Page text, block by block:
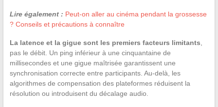
Lire également : Peut-on aller au cinéma pendant la grossesse
? Conseils et précautions à connaître
La latence et la gigue sont les premiers facteurs limitants
pas le débit. Un ping inférieur à une cinquantaine de
millisecondes et une gigue maîtrisée garantissent une
synchronisation correcte entre participants. Au-delà, les
algorithmes de compensation des plateformes réduisent la
résolution ou introduisent du décalage audio.